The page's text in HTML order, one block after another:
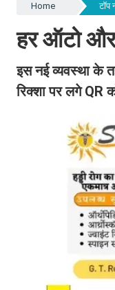
Home टॉप
हर ऑटो और
इस नई व्यवस्था के
रिक्शा पर लगे QR